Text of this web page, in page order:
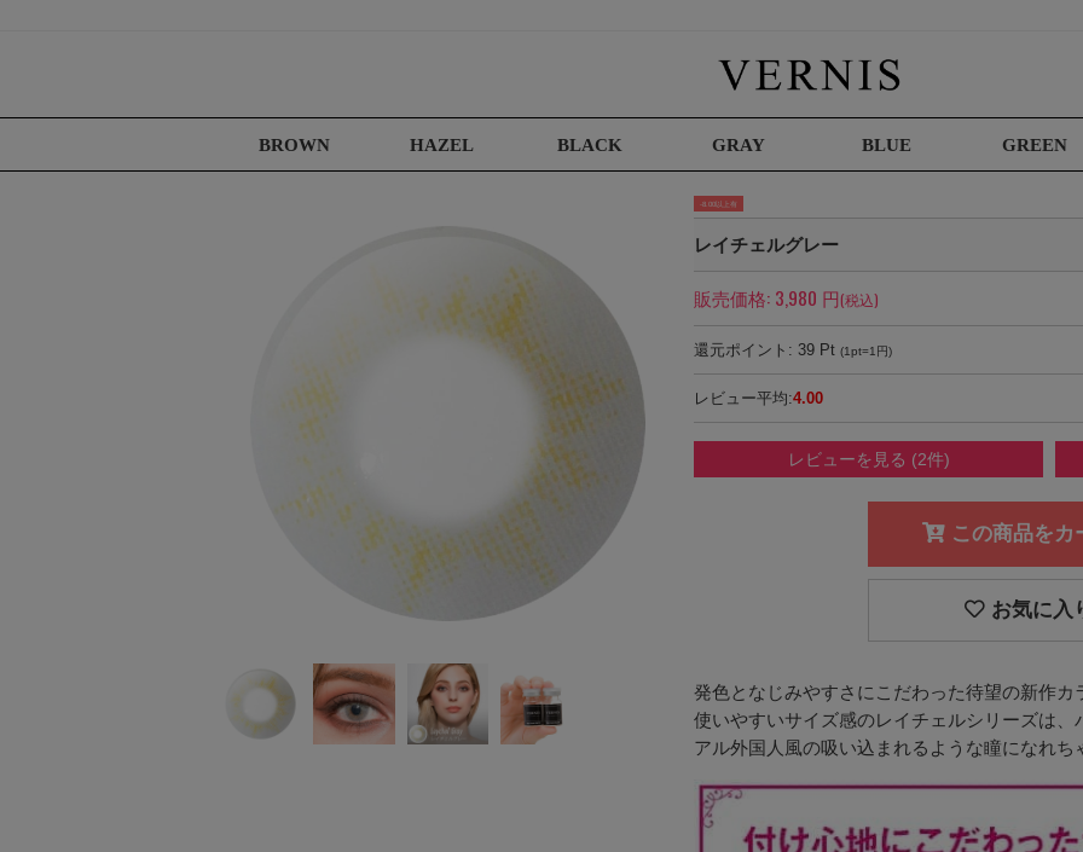
BROWN HAZEL BLACK GRAY BLUE GREEN
-8.00以上有
レイチェルグレー
販売価格: 3,980 円(税込)
還元ポイント: 39 Pt (1pt=1円)
レビュー平均:4.00
レビューを見る (2件)
この商品をカ
お気に入
発色となじみやすさにこだわった待望の新作カ
使いやすいサイズ感のレイチェルシリーズは
アル外国人風の吸い込まれるような瞳になれち